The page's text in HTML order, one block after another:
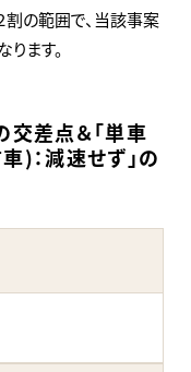
の範囲で、当該事案
ます。
差点＆「単車
)：減速せず」の